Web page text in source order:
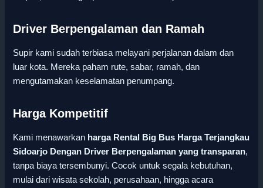
Driver Berpengalaman dan Ramah
Supir kami sudah terbiasa melayani perjalanan dalam dan
luar kota. Mereka paham rute, sabar, ramah, dan
mengutamakan keselamatan penumpang.
Harga Kompetitif
Kami menawarkan harga Rental Big Bus Harga Terjangkau
Sidoarjo Dengan Driver Berpengalaman yang transparan,
tanpa biaya tersembunyi. Cocok untuk segala kebutuhan,
mulai dari wisata sekolah, perusahaan, hingga acara